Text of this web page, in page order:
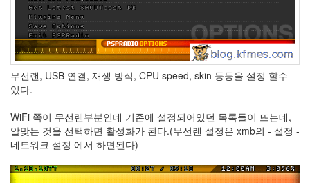
무선랜, USB 연결, 재생 방식, CPU speed, skin 등등을 설정 할수
있다.
WiFi 쪽이 무선랜부분인데 기존에 설정되어있던 목록들이 뜨는데,
알맞는 것을 선택하면 활성화가 된다.(무선랜 설정은 xmb의 - 설정 -
네트워크 설정 에서 하면된다)
kfmes
테
슬
라
모
델
S
-
제
주
도